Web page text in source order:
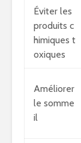
Éviter les
produits c
himiques t
oxiques
Améliorer
le somme
il